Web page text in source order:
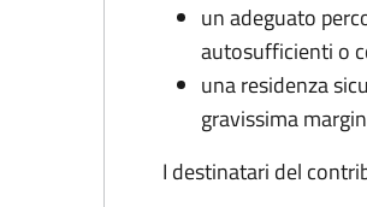
un adeguato
autosufficienti o
una residenza
gravissima
I destinatari del